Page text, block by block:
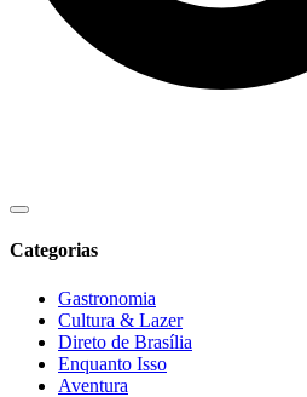
Categorias
Gastronomia
Cultura & Lazer
Direto de Brasília
Enquanto Isso
Aventura